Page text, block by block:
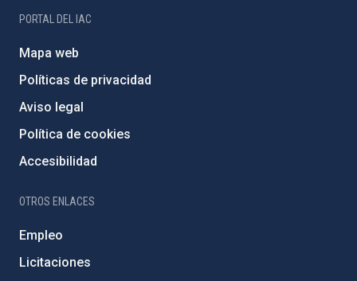
PORTAL DEL IAC
Mapa web
Políticas de privacidad
Aviso legal
Política de cookies
Accesibilidad
OTROS ENLACES
Empleo
Licitaciones